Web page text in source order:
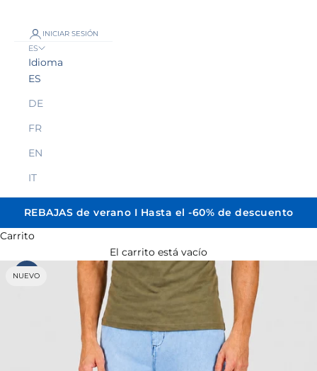
INICIAR SESIÓN
ES
Idioma
ES
DE
FR
EN
IT
REBAJAS de verano I Hasta el -60% de descuento
Carrito
El carrito está vacío
Zoom
NUEVO